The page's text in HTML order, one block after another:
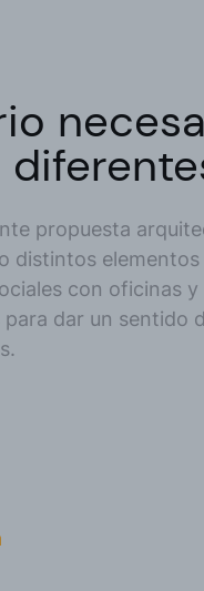
propuesta
distintos
con oficinas y
dar un sentido